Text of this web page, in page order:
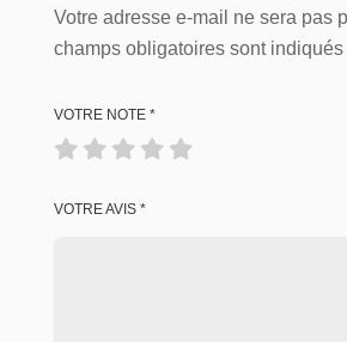
Votre adresse e-mail ne sera pas
champs obligatoires sont
VOTRE NOTE *
VOTRE AVIS *